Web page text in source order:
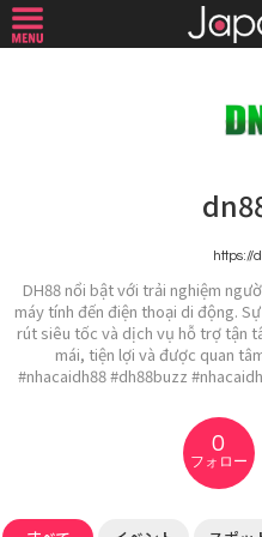
https://
DH88 nổi bật với trải nghiệm
máy tính đến điện thoại di động.
rút siêu tốc và dịch vụ hỗ trợ tận
mái, tiện lợi và được quan
#nhacaidh88 #dh88buzz
0
フォロー